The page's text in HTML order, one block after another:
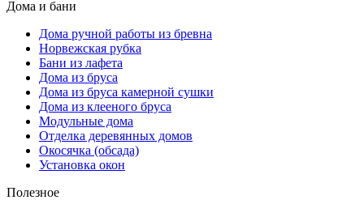
Дома и бани
Дома ручной работы из бревна
Норвежская рубка
Бани из лафета
Дома из бруса
Дома из бруса камерной сушки
Дома из клееного бруса
Модульные дома
Отделка деревянных домов
Окосячка (обсада)
Установка окон
Полезное